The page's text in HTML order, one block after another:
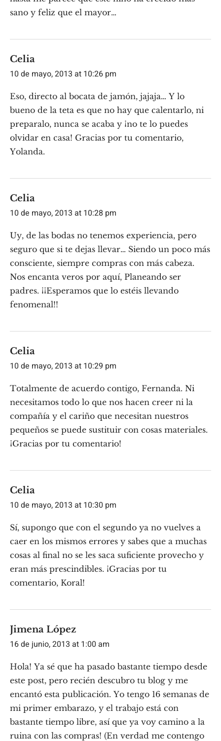
sano y feliz que el mayor…
Celia
10 de mayo, 2013 at 10:26 pm
Eso, directo al bocata de jamón, jajaja… Y lo
bueno de la teta es que no hay que calentarlo, ni
preparalo, nunca se acaba y ¡no te lo puedes
olvidar en casa! Gracias por tu comentario,
Yolanda.
Celia
10 de mayo, 2013 at 10:28 pm
Uy, de las bodas no tenemos experiencia, pero
seguro que si te dejas llevar… Siendo un poco más
consciente, siempre compras con más cabeza.
Nos encanta veros por aquí, Planeando ser
padres. ¡¡Esperamos que lo estéis llevando
fenomenal!!
Celia
10 de mayo, 2013 at 10:29 pm
Totalmente de acuerdo contigo, Fernanda. Ni
necesitamos todo lo que nos hacen creer ni la
compañía y el cariño que necesitan nuestros
pequeños se puede sustituir con cosas materiales.
¡Gracias por tu comentario!
Celia
10 de mayo, 2013 at 10:30 pm
Sí, supongo que con el segundo ya no vuelves a
caer en los mismos errores y sabes que a muchas
cosas al final no se les saca suficiente provecho y
eran más prescindibles. ¡Gracias por tu
comentario, Koral!
Jimena López
16 de junio, 2013 at 1:00 am
Hola! Ya sé que ha pasado bastante tiempo desde
este post, pero recién descubro tu blog y me
encantó esta publicación. Yo tengo 16 semanas de
mi primer embarazo, y el trabajo está con
bastante tiempo libre, así que ya voy camino a la
ruina con las compras! (En verdad me contengo